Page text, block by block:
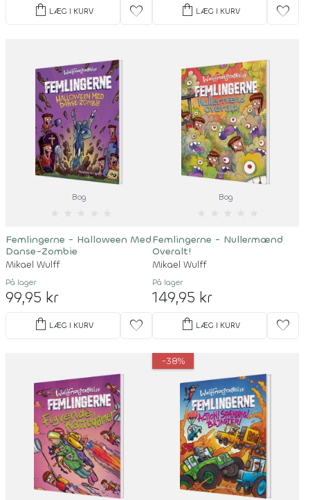
shopping_bag LÆG I KURV favorite shopping_bag LÆG I KURV favorite
Bog
Femlingerne - Halloween Med
Danse-Zombie
Mikael Wulff
På lager
99,95 kr
shopping_bag LÆG I KURV favorite
Bog
Femlingerne - Nullermænd
Overalt!
Mikael Wulff
På lager
149,95 kr
shopping_bag LÆG I KURV favorite
-38%